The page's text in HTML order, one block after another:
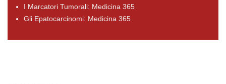
I Marcatori Tumorali: Medicina 365
Gli Epatocarcinomi: Medicina 365